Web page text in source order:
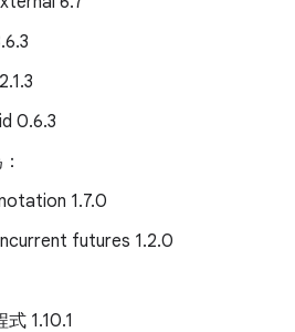
0.6.3
1.7.0
futures 1.2.0
1.10.1